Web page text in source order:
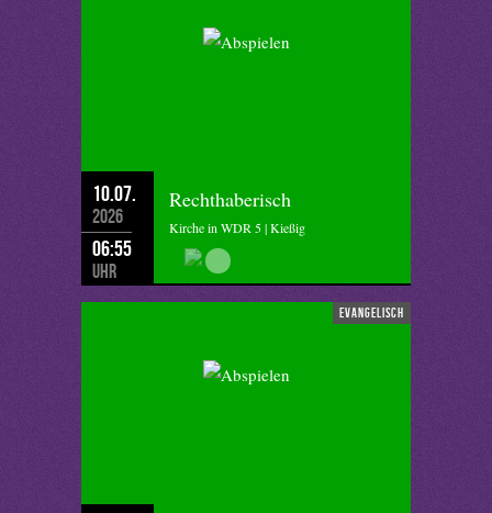
10.07.
2026
06:55
Uhr
Rechthaberisch
Kirche in WDR 5 | Kießig
evangelisch